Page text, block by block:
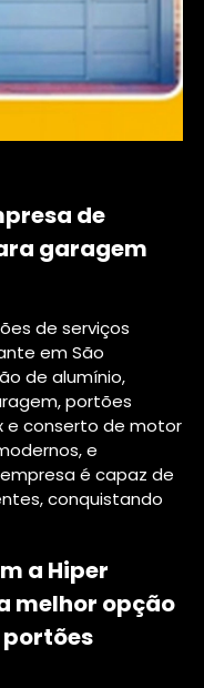
de
garagem
de serviços
em São
de alumínio,
portões
e conserto de motor
e
é capaz de
conquistando
a Hiper
melhor opção